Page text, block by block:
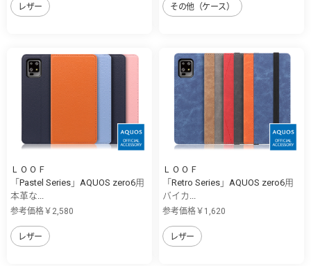
レザー その他（ケース）
ＬＯＯＦ
「Pastel Series」AQUOS zero6用
本革な...
参考価格￥2,580
レザー
ＬＯＯＦ
「Retro Series」AQUOS zero6用
バイカ...
参考価格￥1,620
レザー